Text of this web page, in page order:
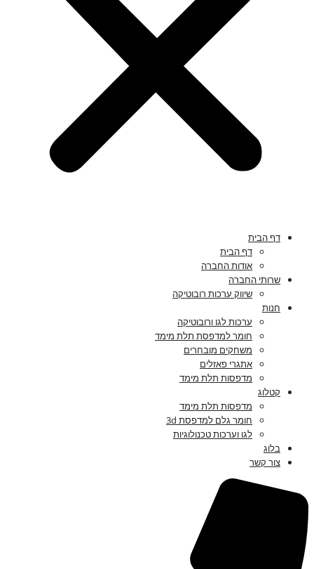
דף הבית
דף הבית
אודות החברה
שרותי החברה
שיווק ערכות רובוטיקה
חנות
ערכות לגו ורובוטיקה
חומר למדפסת תלת מימד
משחקים מובחרים
אתגרי פאזלים
מדפסות תלת מימד
קטלוג
מדפסות תלת מימד
חומר גלם למדפסת 3d
לגו וערכות טכנולוגיות
בלוג
צור קשר